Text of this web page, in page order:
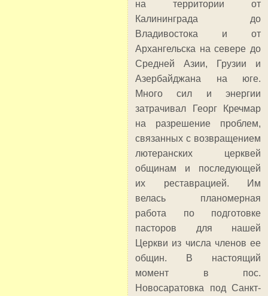
на территории от
Калининграда до
Владивостока и от
Архангельска на севере до
Средней Азии, Грузии и
Азербайджана на юге.
Много сил и энергии
затрачивал Георг Кречмар
на разрешение проблем,
связанных с возвращением
лютеранских церквей
общинам и последующей
их реставрацией. Им
велась планомерная
работа по подготовке
пасторов для нашей
Церкви из числа членов ее
общин. В настоящий
момент в пос.
Новосаратовка под Санкт-